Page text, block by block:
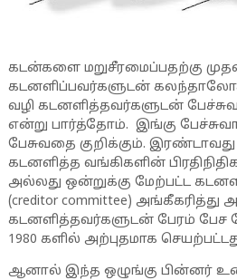
கடன்களை மறுசீரமைப்பதற்கு
கடனளிப்பவர்களுடன்
வழி கடனளித்தவர்களுடன்
என்று பார்த்தோம். இங்கு
பேசுவதை குறிக்கும். இரண்டாவது
கடனளித்த வங்கிகளின்
அல்லது ஒன்றுக்கு மேற்பட்ட
(creditor committee) அங்கீகரித்து
கடனளித்தவர்களுடன் பேரம் பேச
1980 களில் அற்புதமாக
ஆனால் இந்த ஒழுங்கு பின்னர்